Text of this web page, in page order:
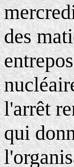
des
l'arrêt
qui